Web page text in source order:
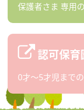
保護者さま 専用の
認可保育
0才〜5才児までの